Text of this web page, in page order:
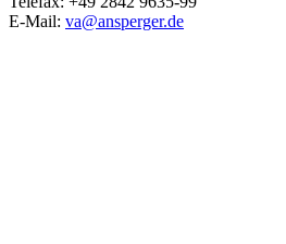
E-Mail: va@ansperger.de